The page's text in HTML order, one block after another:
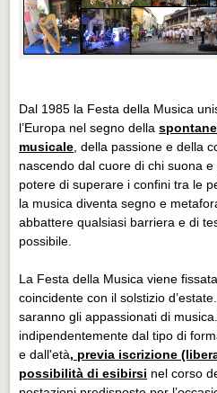
Dal 1985 la Festa della Musica
l’Europa nel segno della
musicale, della passione e della
nascendo dal cuore di chi suona
potere di superare i confini tra le
la musica diventa segno e
abbattere qualsiasi barriera e di
possibile.
La Festa della Musica viene
coincidente con il solstizio
saranno gli appassionati di
indipendentemente dal tipo di
e dall'età, previa iscrizione
possibilità di esibirsi nel corso